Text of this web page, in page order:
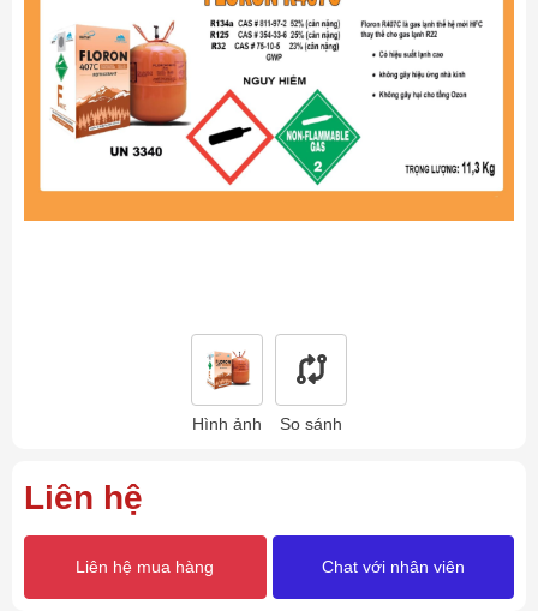
Hình ảnh So sánh
Liên hệ
Liên hệ mua hàng Chat với nhân viên